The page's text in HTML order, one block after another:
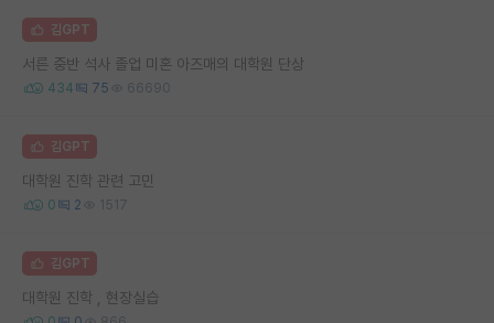
김GPT
서른 중반 석사 졸업 미혼 아즈매의 대학원 단상
434 75 66690
김GPT
대학원 진학 관련 고민
0 2 1517
김GPT
대학원 진학 , 현장실습